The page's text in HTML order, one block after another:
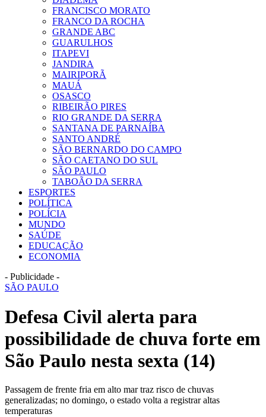
FRANCISCO MORATO
FRANCO DA ROCHA
GRANDE ABC
GUARULHOS
ITAPEVI
JANDIRA
MAIRIPORÃ
MAUÁ
OSASCO
RIBEIRÃO PIRES
RIO GRANDE DA SERRA
SANTANA DE PARNAÍBA
SANTO ANDRÉ
SÃO BERNARDO DO CAMPO
SÃO CAETANO DO SUL
SÃO PAULO
TABOÃO DA SERRA
ESPORTES
POLÍTICA
POLÍCIA
MUNDO
SAÚDE
EDUCAÇÃO
ECONOMIA
- Publicidade -
SÃO PAULO
Defesa Civil alerta para
possibilidade de chuva forte em
São Paulo nesta sexta (14)
Passagem de frente fria em alto mar traz risco de chuvas
generalizadas; no domingo, o estado volta a registrar altas
temperaturas